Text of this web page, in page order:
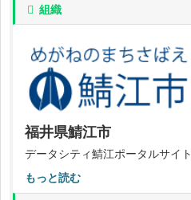
組織
福井県鯖江市
データシティ鯖江ポータルサイト
もっと読む